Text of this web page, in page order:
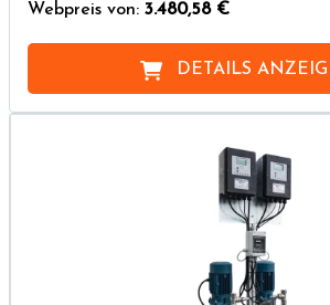
Webpreis von: 3.480,58 €
DETAILS